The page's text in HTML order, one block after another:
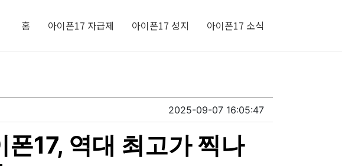
홈 아이폰17 자급제 아이폰17 성지 아이폰17 소식
2025-09-07 16:05:47
17, 역대 최고가 찍나